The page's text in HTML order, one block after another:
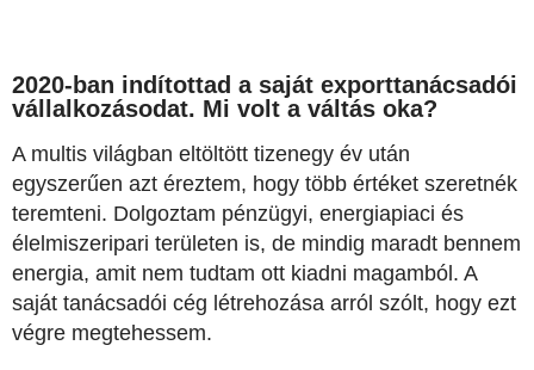
2020-ban indítottad a saját exporttanácsadói
vállalkozásodat. Mi volt a váltás oka?
A multis világban eltöltött tizenegy év után
egyszerűen azt éreztem, hogy több értéket szeretnék
teremteni. Dolgoztam pénzügyi, energiapiaci és
élelmiszeripari területen is, de mindig maradt bennem
energia, amit nem tudtam ott kiadni magamból. A
saját tanácsadói cég létrehozása arról szólt, hogy ezt
végre megtehessem.